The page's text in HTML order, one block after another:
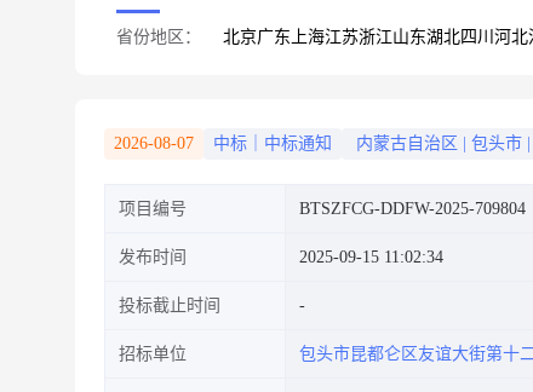
省份地区： 北京广东 上海江苏浙江山东湖北四川 河北
2026-08-07 中标｜中标通知 内蒙古自治区 包头市
项目编号 BTSZFCG-DDFW-2025-709804
发布时间 2025-09-15 11:02:34
投标截止时间
招标单位 包头市昆都仑区友谊大街第十